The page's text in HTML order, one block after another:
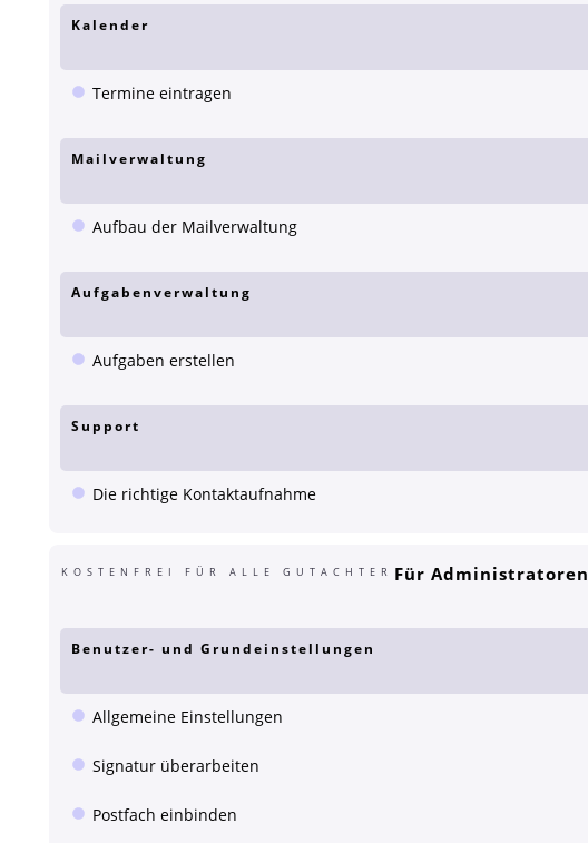
Kalender
Termine eintragen
Mailverwaltung
Aufbau der Mailverwaltung
Aufgabenverwaltung
Aufgaben erstellen
Support
Die richtige Kontaktaufnahme
KOSTENFREI FÜR ALLE GUTACHTER Für Administratoren
Benutzer- und Grundeinstellungen
Allgemeine Einstellungen
Signatur überarbeiten
Postfach einbinden